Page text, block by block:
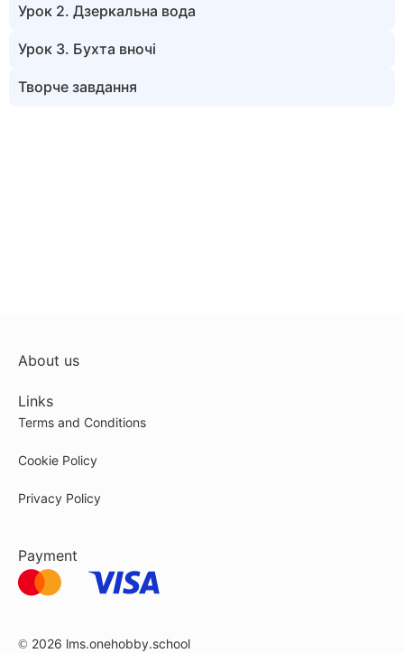
Урок 2. Дзеркальна вода
Урок 3. Бухта вночі
Творче завдання
About us
Links
Terms and Conditions
Cookie Policy
Privacy Policy
Payment
© 2026 lms.onehobby.school